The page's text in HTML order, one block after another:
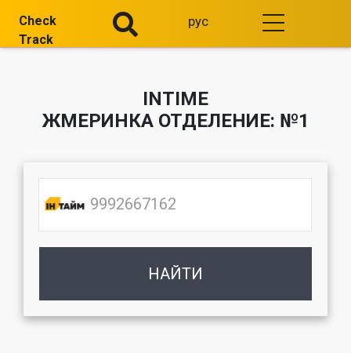
Check
Track
рус
INTIME
ЖМЕРИНКА ОТДЕЛЕНИЕ: №1
НАЙТИ